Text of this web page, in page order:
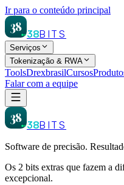
Ir para o conteúdo principal
38
38BITS
Serviços
Tokenização & RWA
ToolsDrexbrasilCursos
Falar com a equipe
38
38BITS
Software de precisão.
Os 2 bits extras que fazem a
excepcional.